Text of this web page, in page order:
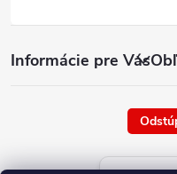
Informácie pre Vás